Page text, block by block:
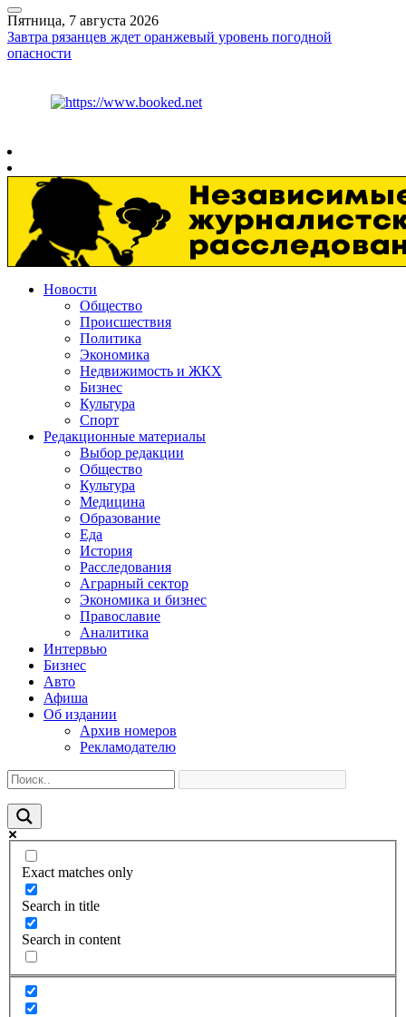
Пятница, 7 августа 2026
Завтра рязанцев ждет оранжевый уровень погодной
опасности
Новости
Общество
Происшествия
Политика
Экономика
Недвижимость и ЖКХ
Бизнес
Культура
Спорт
Редакционные материалы
Выбор редакции
Общество
Культура
Медицина
Образование
Еда
История
Расследования
Аграрный сектор
Экономика и бизнес
Православие
Аналитика
Интервью
Бизнес
Авто
Афиша
Об издании
Архив номеров
Рекламодателю
Exact matches only
Search in title
Search in content